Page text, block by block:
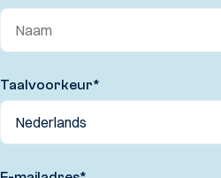
Taalvoorkeur*